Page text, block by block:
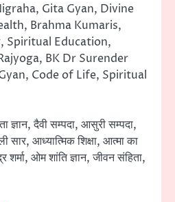
Gita Gyan, Divine
Brahma Kumaris,
Spiritual Education,
BK Dr Surender
Code of Life, Spiritual
ज्ञान, दैवी सम्पदा, आसुरी सम्पदा,
सार, आध्यात्मिक शिक्षा, आत्मा का
शर्मा, ओम शांति ज्ञान, जीवन संहिता,